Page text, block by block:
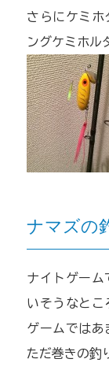
さらにケミホ
ングケミホル
ナマズの
ナイトゲーム
いそうなとこ
ゲームではあ
ただ巻きの釣